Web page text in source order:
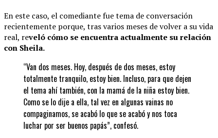
En este caso, el comediante fue tema de conversación
recientemente porque, tras varios meses de volver a su vida
real, reveló cómo se encuentra actualmente su relación
con Sheila.
“Van dos meses. Hoy, después de dos meses, estoy
totalmente tranquilo, estoy bien. Incluso, para que dejen
el tema ahí también, con la mamá de la niña estoy bien.
Como se lo dije a ella, tal vez en algunas vainas no
compaginamos, se acabó lo que se acabó y nos toca
luchar por ser buenos papás”, confesó.